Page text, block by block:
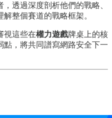
透過深度剖析他們的戰略、
整個賽道的戰略框架。
視這些在權力遊戲牌桌上的核
，將共同譜寫網路安全下一